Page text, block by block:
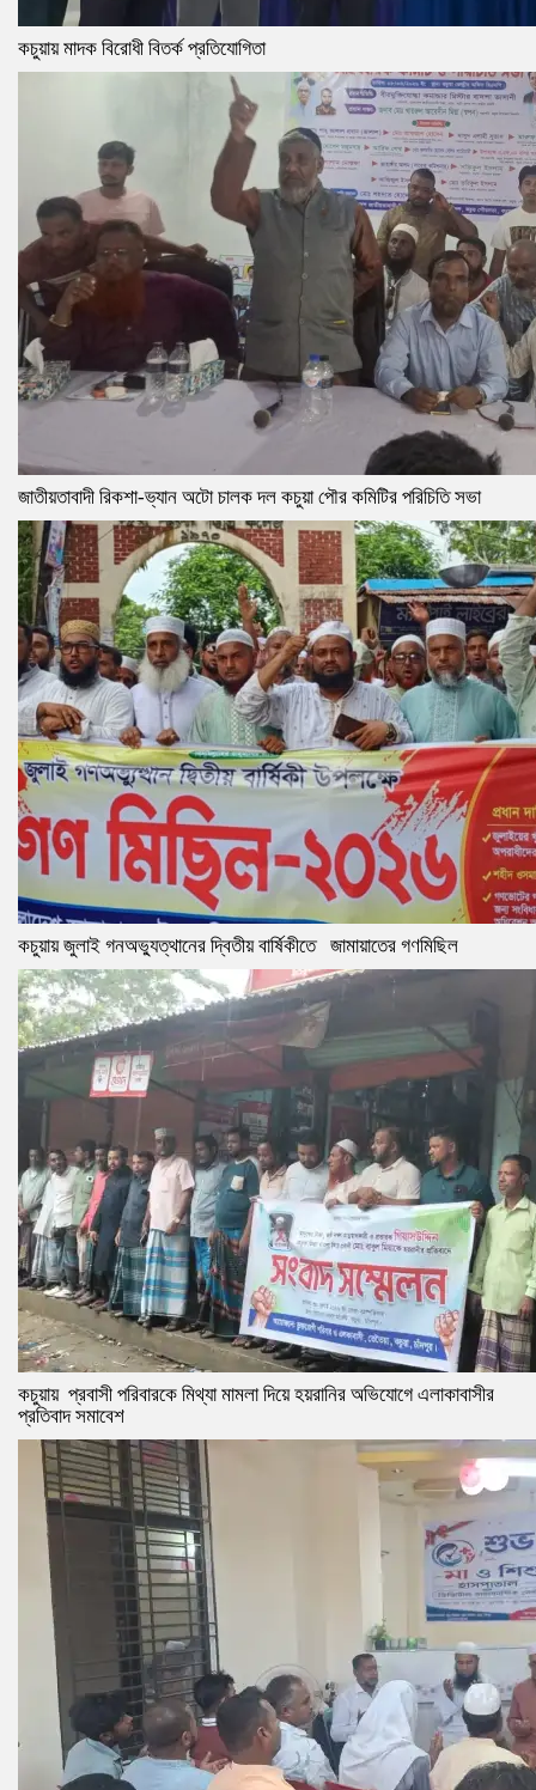
কচুয়ায় মাদক বিরোধী বিতর্ক প্রতিযোগিতা
জাতীয়তাবাদী রিকশা-ভ্যান অটো চালক দল কচুয়া পৌর কমিটির পরিচিতি সভা
কচুয়ায় জুলাই গনঅভ্যুত্থানের দ্বিতীয় বার্ষিকীতে জামায়াতের গণমিছিল
কচুয়ায় প্রবাসী পরিবারকে মিথ্যা মামলা দিয়ে হয়রানির অভিযোগে এলাকাবাসীর
প্রতিবাদ সমাবেশ